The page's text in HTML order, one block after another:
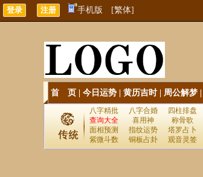
手机版 [繁体]
首 页 今日运势 黄历吉时| 周公解梦
八字精批 八字合婚
四柱排盘
查询大全
喜用神
称骨歌
面相预测
指纹运势
塔罗占卜
紫微斗数
铜板占卦 观音灵签